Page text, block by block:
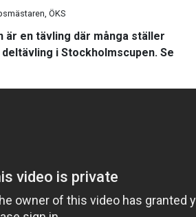
ÖKS
är en tävling där många ställer
i Stockholmscupen. Se